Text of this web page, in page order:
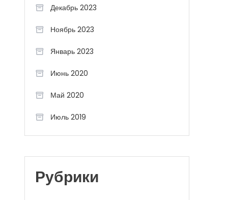
Декабрь 2023
Ноябрь 2023
Январь 2023
Июнь 2020
Май 2020
Июль 2019
Рубрики